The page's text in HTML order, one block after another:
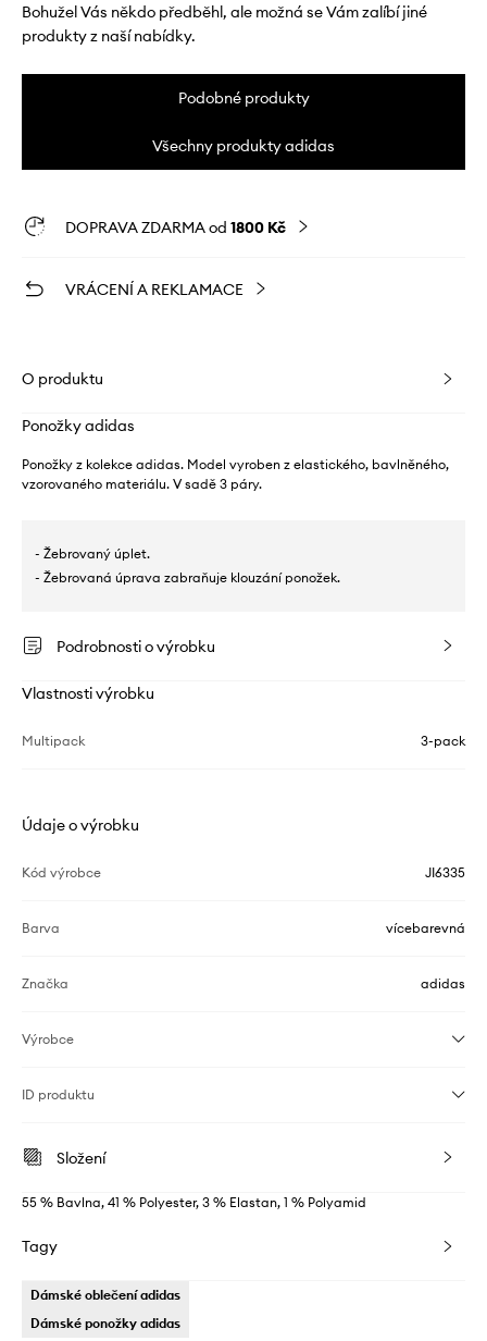
Bohužel Vás někdo předběhl, ale možná se Vám zalíbí jiné
produkty z naší nabídky.
Podobné produkty
Všechny produkty adidas
DOPRAVA ZDARMA od 1800 Kč
VRÁCENÍ A REKLAMACE
O produktu
Ponožky adidas
Ponožky z kolekce adidas. Model vyroben z elastického, bavlněného,
vzorovaného materiálu. V sadě 3 páry.
- Žebrovaný úplet.
- Žebrovaná úprava zabraňuje klouzání ponožek.
Podrobnosti o výrobku
Vlastnosti výrobku
Multipack 3-pack
Údaje o výrobku
Kód výrobce JI6335
Barva vícebarevná
Značka adidas
Výrobce
ID produktu
Složení
55 % Bavlna, 41 % Polyester, 3 % Elastan, 1 % Polyamid
Tagy
Dámské oblečení adidas
Dámské ponožky adidas